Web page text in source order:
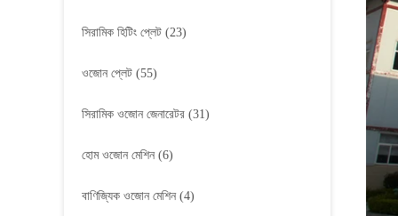
সিরামিক হিটিং প্লেট (23)
ওজোন প্লেট (55)
সিরামিক ওজোন জেনারেটর (31)
হোম ওজোন মেশিন (6)
বাণিজ্যিক ওজোন মেশিন (4)